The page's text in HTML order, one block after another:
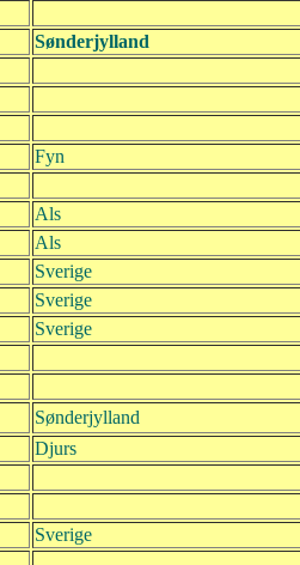
Sønderjylland
Fyn
Als
Als
Sverige
Sverige
Sverige
Sønderjylland
Djurs
Sverige